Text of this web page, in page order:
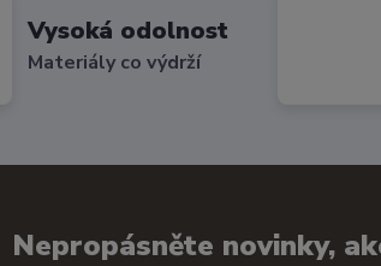
Vysoká odolnost
Materiály co výdrží
Nepropásněte novinky,